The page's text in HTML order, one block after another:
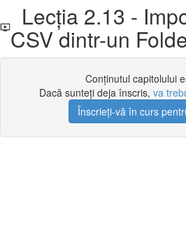
Lecția 2.13 -
CSV dintr-un
Conținutul capitolului
Dacă sunteți deja înscris, va
Înscrieți-vă în curs